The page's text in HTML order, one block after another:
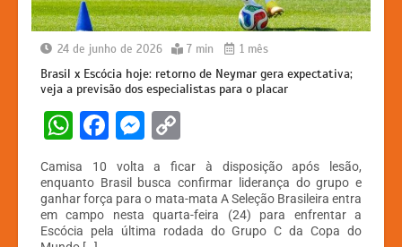
24 de junho de 2026 7 min 1 mês
Brasil x Escócia hoje: retorno de Neymar gera expectativa;
veja a previsão dos especialistas para o placar
W
at
s
A
F
c
e
b
M
s
s
e
p
y
Li
Camisa 10 volta a ficar à disposição após lesão,
enquanto Brasil busca confirmar liderança do grupo e
ganhar força para o mata-mata A Seleção Brasileira entra
em campo nesta quarta-feira (24) para enfrentar a
Escócia pela última rodada do Grupo C da Copa do